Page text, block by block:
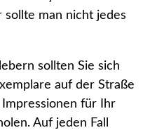
man nicht jedes
sollten Sie sich
auf der Straße
Impressionen für Ihr
Auf jeden Fall